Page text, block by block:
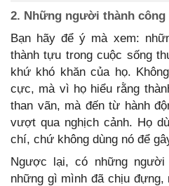
2. Những người thành công
Bạn hãy để ý mà xem:
thành tựu trong cuộc sống
khứ khó khăn của họ.
cực, mà vì họ hiểu rằng
than vãn, mà đến từ hành
vượt qua nghịch cảnh. Họ
chí, chứ không dùng nó để
Ngược lại, có những
những gì mình đã chịu